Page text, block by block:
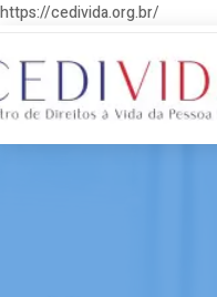
https://cedivida.org.br/